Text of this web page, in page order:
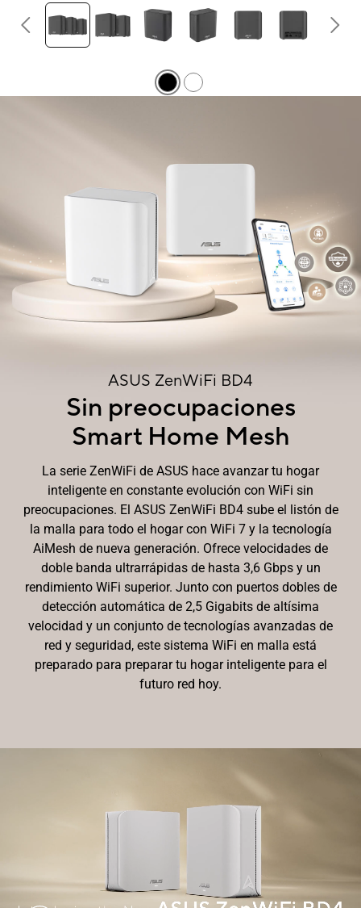
ASUS ZenWiFi BD4
Sin preocupaciones
Smart Home Mesh
La serie ZenWiFi de ASUS hace avanzar tu hogar
inteligente en constante evolución con WiFi sin
preocupaciones. El ASUS ZenWiFi BD4 sube el listón de
la malla para todo el hogar con WiFi 7 y la tecnología
AiMesh de nueva generación. Ofrece velocidades de
doble banda ultrarrápidas de hasta 3,6 Gbps y un
rendimiento WiFi superior. Junto con puertos dobles de
detección automática de 2,5 Gigabits de altísima
velocidad y un conjunto de tecnologías avanzadas de
red y seguridad, este sistema WiFi en malla está
preparado para preparar tu hogar inteligente para el
futuro red hoy.